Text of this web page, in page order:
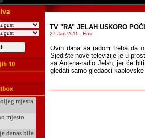
TV "RA" JELAH USKORO
27 Jan 2011 - Emir
Ovih dana sa radom treba da
Sjedište nove televizije je u
sa Antena-radio Jelah, jer će
gledati samo gledaoci